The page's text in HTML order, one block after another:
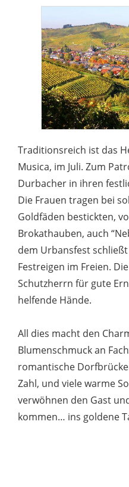
Traditionsreich ist das
Musica, im Juli. Zum
Durbacher in ihren
Die Frauen tragen bei
Goldfäden bestickten,
Brokathauben, auch
dem Urbansfest
Festreigen im Freien.
Schutzherrn für gute
helfende Hände.
All dies macht den
Blumenschmuck an
romantische
Zahl, und viele warme
verwöhnen den Gast
kommen… ins goldene